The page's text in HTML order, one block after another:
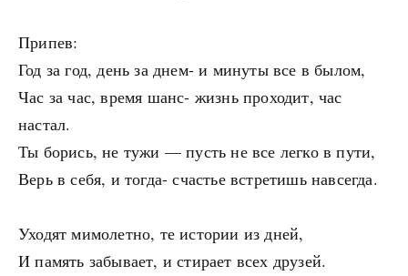
Припев:
Год за год, день за днем- и минуты все в былом,
Час за час, время шанс- жизнь проходит, час
настал.
Ты борись, не тужи — пусть не все легко в пути,
Верь в себя, и тогда- счастье встретишь навсегда.
Уходят мимолетно, те истории из дней,
И память забывает, и стирает всех друзей.